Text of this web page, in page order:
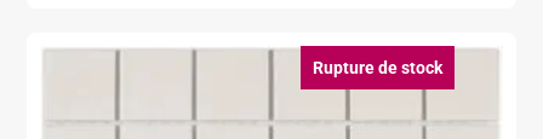
Rupture de stock